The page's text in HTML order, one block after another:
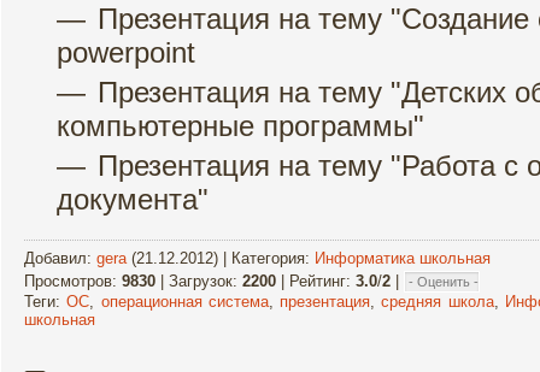
Презентация на тему
powerpoint
Презентация на тему "Детских
компьютерные программы"
Презентация на тему "Работа с
документа"
Добавил: gera (21.12.2012) | Категория: Информатика школьная
Просмотров: 9830 | Загрузок: 2200 | Рейтинг: 3.0/2 |
Теги:ОС операционная система, презентация ,средняя школа,
школьная